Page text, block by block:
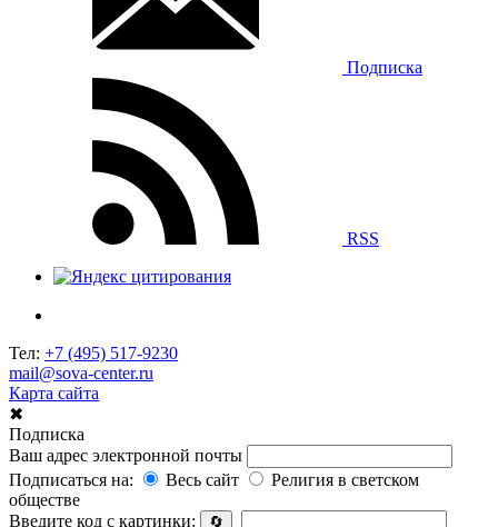
Подписка
RSS
Тел: +7 (495) 517-9230
mail@sova-center.ru
Карта сайта
✖
Подписка
Ваш адрес электронной почты
Подписаться на:
Весь сайт
Религия в светском
обществе
Введите код с картинки:
🔄